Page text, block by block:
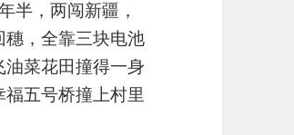
，两闯新疆，
，全靠三块电池
菜花田撞得一身
五号桥撞上村里